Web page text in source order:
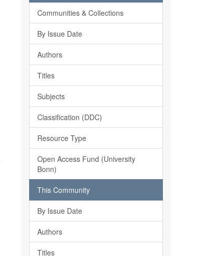
Communities & Collections
By Issue Date
Authors
Titles
Subjects
Classification (DDC)
Resource Type
Open Access Fund (University
Bonn)
This Community
By Issue Date
Authors
Titles